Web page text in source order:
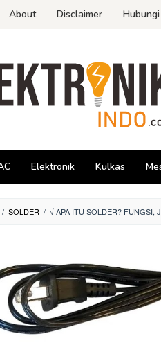
About Disclaimer
Elektronik Kulkas
/ SOLDER / √ APA ITU SOLDER? FUNGSI,